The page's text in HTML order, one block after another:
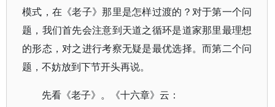
模式，在《老子》那里是怎样过渡的？对于第一个问
题，我们首先会注意到天道之循环是道家那里最理想
的形态，对之进行考察无疑是最优选择。而第二个问
题，不妨放到下节开头再说。
先看《老子》。《十六章》云：